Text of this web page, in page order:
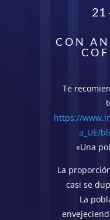
21
CON
Te
https://
a_UE/
«Una
La
casi se
La